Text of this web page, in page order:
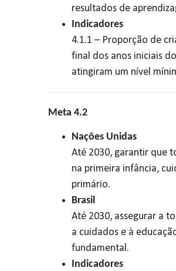
resultados de
Indicadores
4.1.1 – Proporção de
final dos anos iniciais
atingiram um nível
Meta 4.2
Nações Unidas
Até 2030, garantir que
na primeira infância,
primário.
Brasil
Até 2030, assegurar a
a cuidados e à
fundamental.
Indicadores